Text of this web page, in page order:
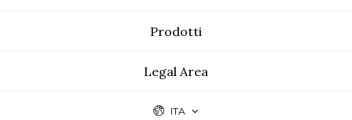
Legal Area
Prodotti
ITA